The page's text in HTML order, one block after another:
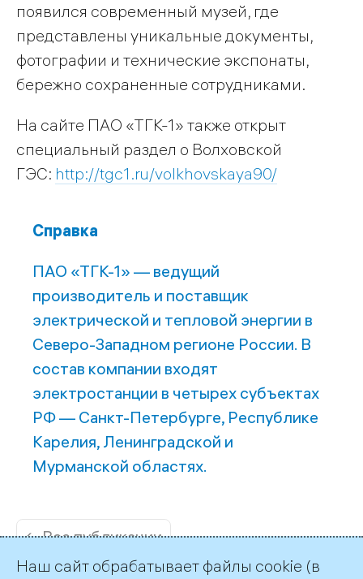
появился современный музей, где
представлены уникальные документы,
фотографии и технические экспонаты,
бережно сохраненные сотрудниками.
На сайте ПАО «ТГК-1» также открыт
специальный раздел о Волховской
ГЭС: http://tgc1.ru/volkhovskaya90/
Справка
ПАО «ТГК-1» — ведущий
производитель и поставщик
электрической и тепловой энергии в
Северо-Западном регионе России. В
состав компании входят
электростанции в четырех субъектах
РФ — Санкт-Петербурге, Республике
Карелия, Ленинградской и
Мурманской областях.
← Все публикации
Наш сайт обрабатывает файлы cookie (в